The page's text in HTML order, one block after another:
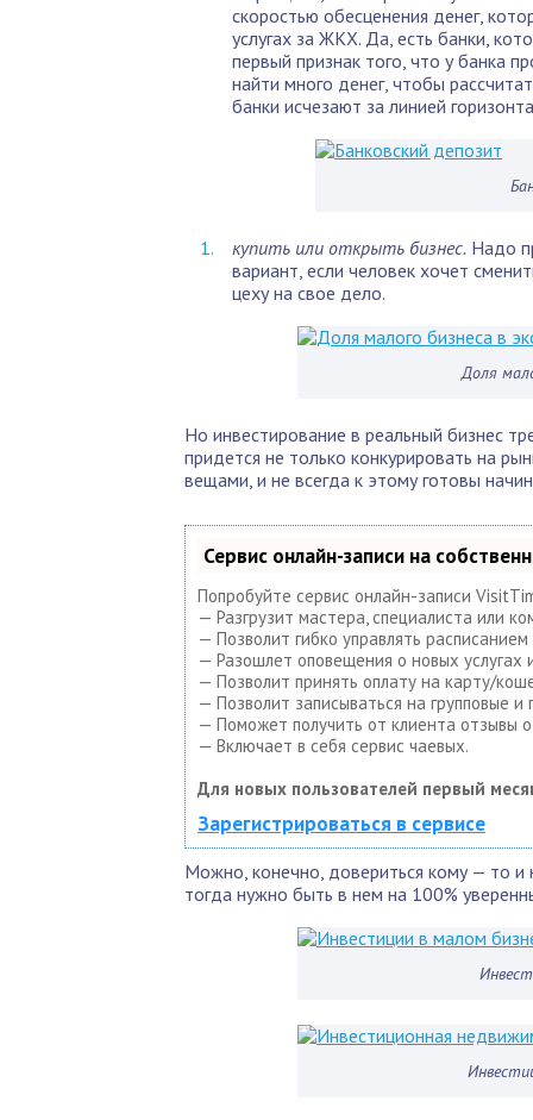
скоростью обесценения денег,
услугах за ЖКХ. Да, есть банки,
первый признак того, что у банка
найти много денег, чтобы
банки исчезают за линией
купить или открыть бизнес. Надо
вариант, если человек хочет
цеху на свое дело.
Доля
Но инвестирование в реальный бизнес
придется не только конкурировать на
вещами, и не всегда к этому готовы
Сервис онлайн-записи на
Попробуйте сервис онлайн-записи
— Разгрузит мастера, специалиста или
— Позволит гибко управлять расписанием
— Разошлет оповещения о новых услугах
— Позволит принять оплату на карту/
— Позволит записываться на групповые
— Поможет получить от клиента отзывы
— Включает в себя сервис чаевых.
Для новых пользователей первый
Зарегистрироваться в сервисе
Можно, конечно, довериться кому — то и
тогда нужно быть в нем на 100%